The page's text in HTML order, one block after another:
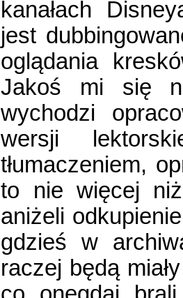
kanałach
jest
oglądania
Jakoś mi się
wychodzi
wersji
tłumaczeniem,
to nie więcej
aniżeli
gdzieś w
raczej będą